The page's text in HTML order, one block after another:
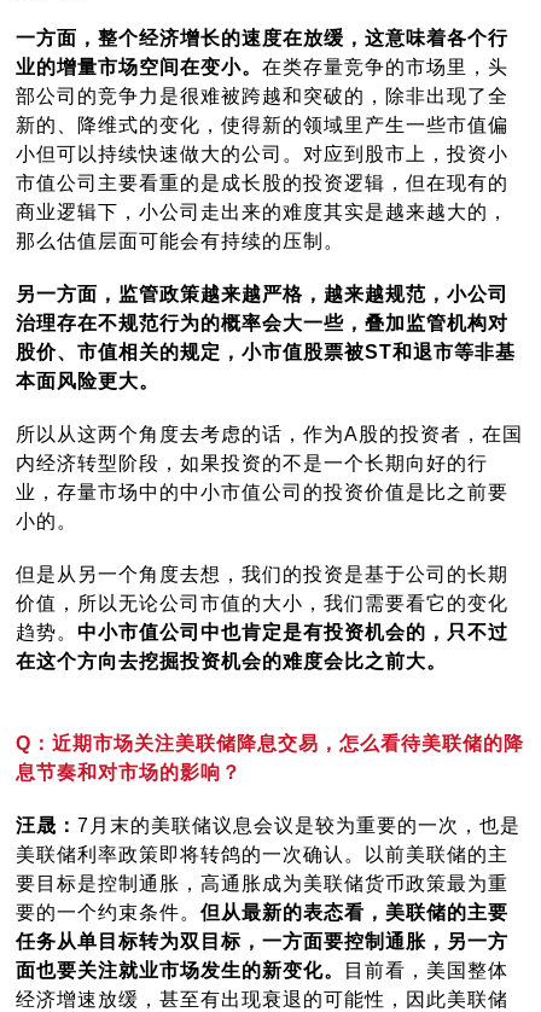
一方面，整个经济增长的速度在放缓，这意味着各个行
业的增量市场空间在变小。在类存量竞争的市场里，头
部公司的竞争力是很难被跨越和突破的，除非出现了全
新的、降维式的变化，使得新的领域里产生一些市值偏
小但可以持续快速做大的公司。对应到股市上，投资小
市值公司主要看重的是成长股的投资逻辑，但在现有的
商业逻辑下，小公司走出来的难度其实是越来越大的，
那么估值层面可能会有持续的压制。
另一方面，监管政策越来越严格，越来越规范，小公司
治理存在不规范行为的概率会大一些，叠加监管机构对
股价、市值相关的规定，小市值股票被ST和退市等非基
本面风险更大。
所以从这两个角度去考虑的话，作为A股的投资者，在国
内经济转型阶段，如果投资的不是一个长期向好的行
业，存量市场中的中小市值公司的投资价值是比之前要
小的。
但是从另一个角度去想，我们的投资是基于公司的长期
价值，所以无论公司市值的大小，我们需要看它的变化
趋势。中小市值公司中也肯定是有投资机会的，只不过
在这个方向去挖掘投资机会的难度会比之前大。
Q：近期市场关注美联储降息交易，怎么看待美联储的降
息节奏和对市场的影响？
汪晟： 7月末的美联储议息会议是较为重要的一次，也是
美联储利率政策即将转鸽的一次确认。以前美联储的主
要目标是控制通胀，高通胀成为美联储货币政策最为重
要的一个约束条件。但从最新的表态看，美联储的主要
任务从单目标转为双目标，一方面要控制通胀，另一方
面也要关注就业市场发生的新变化。
目前看，美国整体
经济增速放缓，甚至有出现衰退的可能性，因此美联储